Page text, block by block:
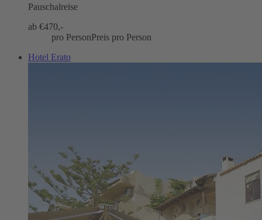
Pauschalreise
ab €470,-
pro PersonPreis pro Person
Hotel Erato